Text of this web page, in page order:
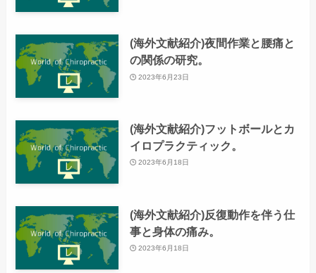
(海外文献紹介)夜間作業と腰痛と
の関係の研究。
2023年6月23日
(海外文献紹介)フットボールとカ
イロプラクティック。
2023年6月18日
(海外文献紹介)反復動作を伴う仕
事と身体の痛み。
2023年6月18日